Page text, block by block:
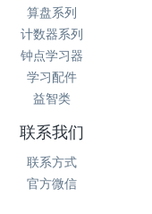
算盘系列
计数器系列
钟点学习器
学习配件
益智类
联系我们
联系方式
官方微信